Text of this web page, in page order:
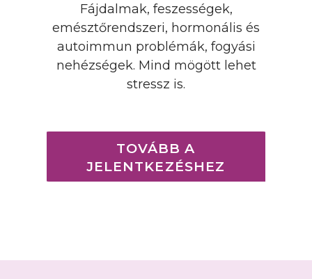
Fájdalmak, feszességek,
emésztőrendszeri, hormonális és
autoimmun problémák, fogyási
nehézségek. Mind mögött lehet
stressz is.
TOVÁBB A
JELENTKEZÉSHEZ